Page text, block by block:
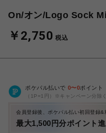
On/オン/Logo Sock
￥2,750 税込
ポケパル払いで 0〜0ポイント
（1P=1円）※キャンペーン分除く
会員登録後、ポケパル払い初回登録&
最大1,500円分ポイント